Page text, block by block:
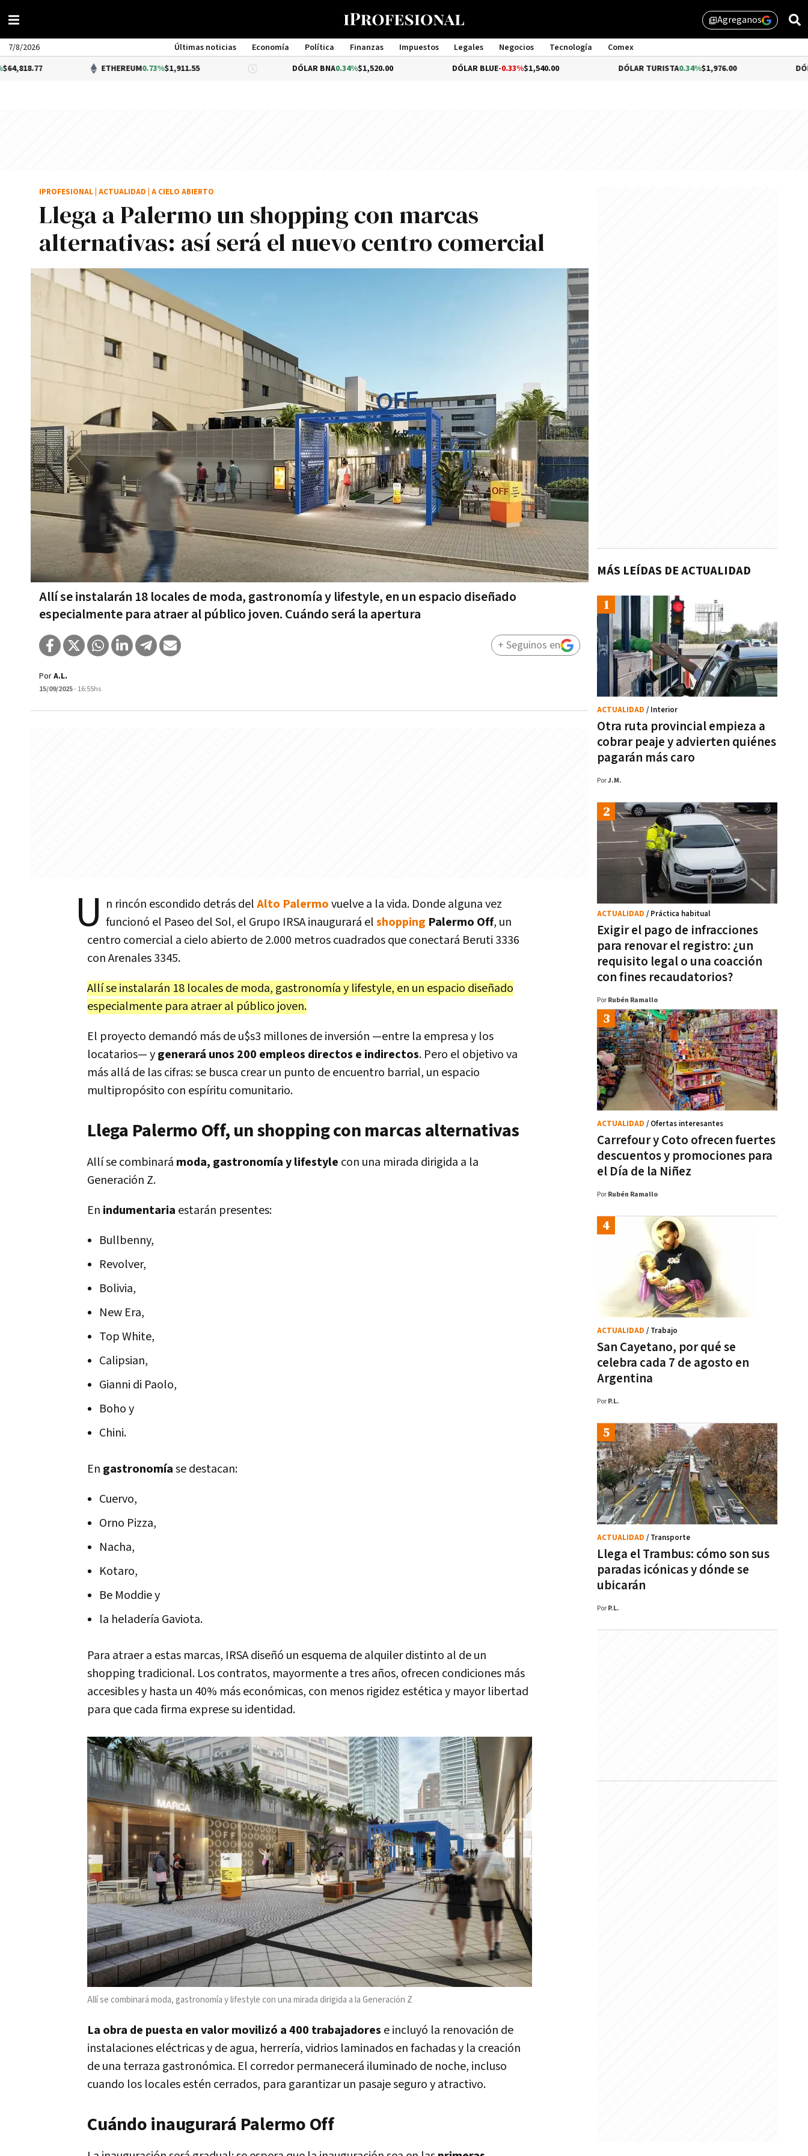
library_addAgreganos
7/8/2026 Últimas noticias Economía Política Finanzas Impuestos Legales Negocios Tecnología
Comex
Management
ETHEREUM0.73%$1,911.55 DÓLAR BNA 0.34%$1,520.00 -0.33%$1,540.00 DÓLAR TURISTA0.34%$1,976.00 -
Llega a Palermo un shopping con marcas
alternativas: así será el nuevo centro comercial
Allí se instalarán 18 locales de moda, gastronomía y lifestyle, en un espacio diseñado
especialmente para atraer al público joven. Cuándo será la apertura
IPROFESIONAL ACTUALIDAD A CIELO ABIERTO
PorA.L.
15/09/2025- 16:55hs
+ Seguinos en
U n rincón escondido detrás delAlto Palermovuelve a la vida. Donde alguna vez
funcionó el Paseo del Sol, el Grupo IRSA inaugurará elshopping Palermo Off, un
centro comercial a cielo abierto de 2.000 metros cuadrados que conectará Beruti 3336
con Arenales 3345.
Allí se instalarán 18 locales de moda, gastronomía y lifestyle, en un espacio diseñado
especialmente para atraer al público joven.
El proyecto demandó más de u$s3 millones de inversión —entre la empresa y los
locatarios— ygenerará unos 200 empleos directos e indirectos. Pero el objetivo va
más allá de las cifras: se busca crear un punto de encuentro barrial, un espacio
multipropósito con espíritu comunitario.
Llega Palermo Off, un shopping con marcas alternativas
Allí se combinará moda, gastronomía y lifestyle con una mirada dirigida a la
Generación Z.
En indumentaria estarán presentes:
Bullbenny,
Revolver,
Bolivia,
New Era,
Top White,
Calipsian,
Gianni di Paolo,
Boho y
Chini.
En gastronomíase destacan:
Cuervo,
Orno Pizza,
Nacha,
Kotaro,
Be Moddie y
la heladería Gaviota.
Para atraer a estas marcas, IRSA diseñó un esquema de alquiler distinto al de un
shopping tradicional. Los contratos, mayormente a tres años, ofrecen condiciones más
accesibles y hasta un 40% más económicas, con menos rigidez estética y mayor libertad
para que cada firma exprese su identidad.
Allí se combinará moda, gastronomía y lifestyle con una mirada dirigida a la Generación Z
La obra de puesta en valor movilizó a 400 trabajadores e incluyó la renovación de
instalaciones eléctricas y de agua, herrería, vidrios laminados en fachadas y la creación
de una terraza gastronómica. El corredor permanecerá iluminado de noche, incluso
cuando los locales estén cerrados, para garantizar un pasaje seguro y atractivo.
Cuándo inaugurará Palermo Off
MÁS LEÍDAS DE ACTUALIDAD
Otra ruta provincial empieza a
cobrar peaje y advierten quiénes
pagarán más caro
ACTUALIDAD / Interior
PorJ.M.
Exigir el pago de infracciones
para renovar el registro: ¿un
requisito legal o una coacción
con fines recaudatorios?
ACTUALIDAD / Práctica habitual
Por Rubén Ramallo
Carrefour y Coto ofrecen fuertes
descuentos y promociones para
el Día de la Niñez
ACTUALIDAD / Ofertas interesantes
Por Rubén Ramallo
San Cayetano, por qué se
celebra cada 7 de agosto en
Argentina
ACTUALIDAD / Trabajo
Por P.L.
Llega el Trambus: cómo son sus
paradas icónicas y dónde se
ubicarán
ACTUALIDAD / Transporte
Por P.L.